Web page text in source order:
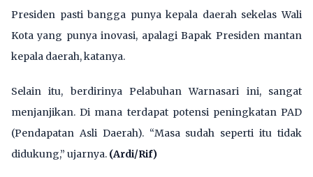
Presiden pasti bangga punya kepala daerah sekelas Wali
Kota yang punya inovasi, apalagi Bapak Presiden mantan
kepala daerah, katanya.
Selain itu, berdirinya Pelabuhan Warnasari ini, sangat
menjanjikan. Di mana terdapat potensi peningkatan PAD
(Pendapatan Asli Daerah). “Masa sudah seperti itu tidak
didukung,” ujarnya. (Ardi/Rif)